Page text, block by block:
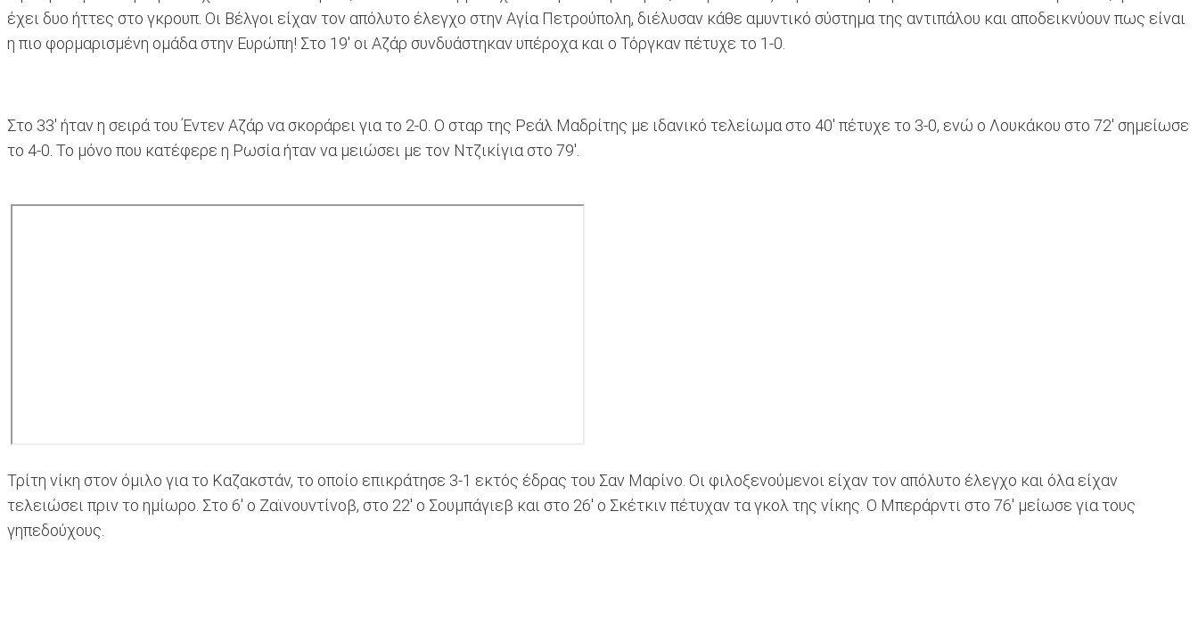
έχει δυο ήττες στο γκρουπ. Οι Βέλγοι είχαν τον απόλυτο έλεγχο στην Αγία Πετρούπολη, διέλυσαν κάθε αμυντικό σύστημα της αντιπάλου και αποδεικνύουν πως είναι
η πιο φορμαρισμένη ομάδα στην Ευρώπη! Στο 19' οι Αζάρ συνδυάστηκαν υπέροχα και ο Τόργκαν πέτυχε το 1-0.
Στο 33' ήταν η σειρά του Έντεν Αζάρ να σκοράρει για το 2-0. Ο σταρ της Ρεάλ Μαδρίτης με ιδανικό τελείωμα στο 40' πέτυχε το 3-0, ενώ ο Λουκάκου στο 72' σημείωσε
το 4-0. Το μόνο που κατέφερε η Ρωσία ήταν να μειώσει με τον Ντζικίγια στο 79'.
Τρίτη νίκη στον όμιλο για το Καζακστάν, το οποίο επικράτησε 3-1 εκτός έδρας του Σαν Μαρίνο. Οι φιλοξενούμενοι είχαν τον απόλυτο έλεγχο και όλα είχαν
τελειώσει πριν το ημίωρο. Στο 6' ο Ζαϊνουντίνοβ, στο 22' ο Σουμπάγιεβ και στο 26' ο Σκέτκιν πέτυχαν τα γκολ της νίκης. Ο Μπεράρντι στο 76' μείωσε για τους
γηπεδούχους.